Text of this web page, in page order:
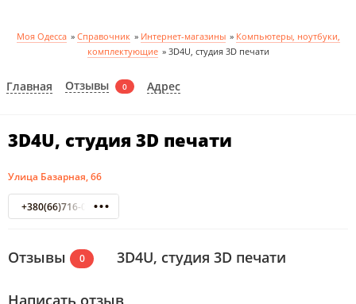
Моя Одесса » Справочник » Интернет-магазины » Компьютеры, ноутбуки,
комплектующие » 3D4U, студия 3D печати
Главная Отзывы 0 Адрес
3D4U, студия 3D печати
Улица Базарная, 66
+380(66)716-00-77
Отзывы 0 3D4U, студия 3D печати